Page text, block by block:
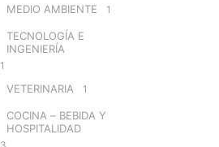
MEDIO AMBIENTE 1
TECNOLOGÍA E
INGENIERÍA
1
VETERINARIA 1
COCINA – BEBIDA Y
HOSPITALIDAD